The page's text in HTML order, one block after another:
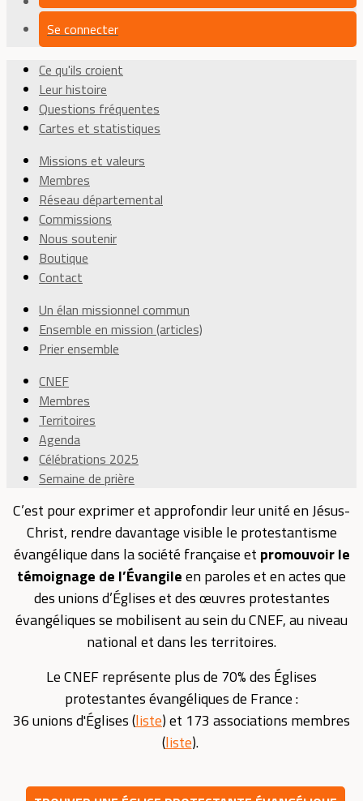
Se connecter
Ce qu'ils croient
Leur histoire
Questions fréquentes
Cartes et statistiques
Missions et valeurs
Membres
Réseau départemental
Commissions
Nous soutenir
Boutique
Contact
Un élan missionnel commun
Ensemble en mission (articles)
Prier ensemble
CNEF
Membres
Territoires
Agenda
Célébrations 2025
Semaine de prière
C’est pour exprimer et approfondir leur unité en Jésus-
Christ, rendre davantage visible le protestantisme
évangélique dans la société française et promouvoir le
témoignage de l’Évangileen paroles et en actes que
des unions d’Églises et des œuvres protestantes
évangéliques se mobilisent au sein du CNEF, au niveau
national et dans les territoires.
Le CNEF représente plus de 70% des Églises
protestantes évangéliques de France :
36 unions d'Églises (liste) et 173 associations membres
(liste).